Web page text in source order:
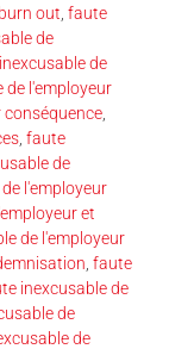
out faute
de
de
de l'employeur
conséquence
faute
de
l'employeur
et
de l'employeur
faute
inexcusable de
de
de